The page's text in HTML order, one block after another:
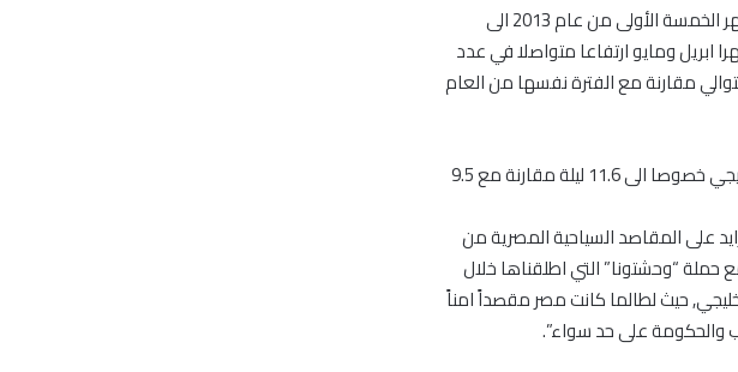
بينما ارتفع عدد السائحين الاماراتيين من 7,591 سائح خلال الأشهر الخمسة الأولى من عام 2013 الى
من العام ,2014 وقد شهد شهرا ابريل ومايو ارتفاعا متواصلا في عدد
الى مصر وذلك بنسبة 36.6% و27.3% على التوالي مقارنة مع الفترة نفسها من العام
كما ارتفع عدد الليالي التي يقضيها السائح العربي عموما والخليجي خصوصا الى 11.6 ليلة مقارنة مع 9.5
على المقاصد السياحية المصرية من
“وحشتونا” التي اطلقناها خلال
حيث لطالما كانت مصر مقصداً امناً
والحكومة على حد سواء”.